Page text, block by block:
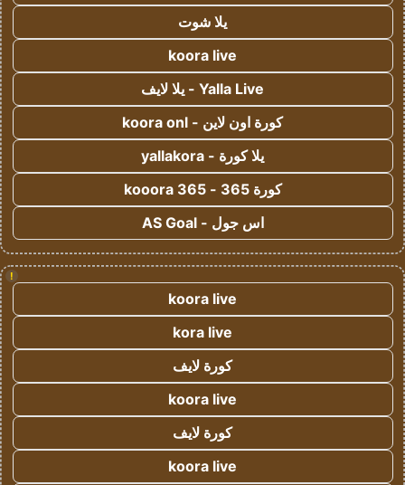
يلا شوت
koora live
Yalla Live - يلا لايف
كورة اون لاين - koora onl
يلا كورة - yallakora
كورة 365 - kooora 365
اس جول - AS Goal
!
koora live
kora live
كورة لايف
koora live
كورة لايف
koora live